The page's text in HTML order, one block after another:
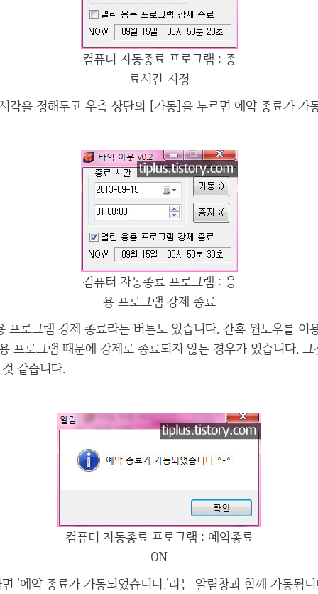
컴퓨터 자동종료 프로그램 : 종
료시간 지정
각을 정해두고 우측 상단의 [가동]을 누르면 예약 종료가 가
컴퓨터 자동종료 프로그램 : 응
용 프로그램 강제 종료
로그램 강제 종료라는 버튼도 있습니다. 간혹 윈도우를 이
프로그램 때문에 강제로 종료되지 않는 경우가 있습니다.
같습니다.
컴퓨터 자동종료 프로그램 : 예약종료
ON
'예약 종료가 가동되었습니다.'라는 알림창과 함께 가동됩